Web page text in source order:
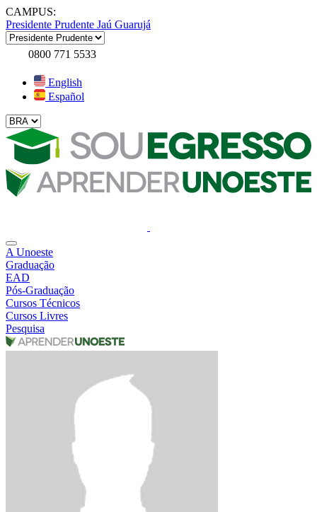
CAMPUS:
Presidente Prudente Jaú Guarujá
0800 771 5533
English
Español
A Unoeste
Graduação
EAD
Pós-Graduação
Cursos Técnicos
Cursos Livres
Pesquisa